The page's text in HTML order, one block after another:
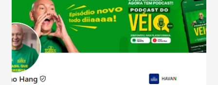
Salário para um número maior de trabalhadores, já que o
país tem a menor taxa de desemprego dos anos recentes.
Ainda segundo a Pesquisa, em novembro de 2025, 40% dos
bares e restaurantes operaram com lucro e outros 40%
registraram equilíbrio financeiro. Já o percentual de
estabelecimentos no prejuízo ficou em 19%, pouco abaixo